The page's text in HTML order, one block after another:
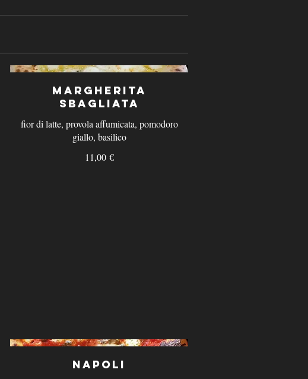
Margherita
Sbagliata
fior di latte, provola affumicata, pomodoro
giallo, basilico
11,00 €
Napoli